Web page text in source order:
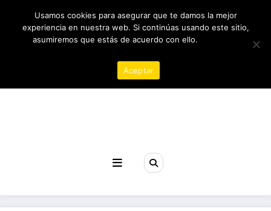
contenido
10/08/2026 9:59:37 AM
Usamos cookies para asegurar que te damos la mejor
experiencia en nuestra web. Si continúas usando este sitio,
asumiremos que estás de acuerdo con ello.
Aceptar